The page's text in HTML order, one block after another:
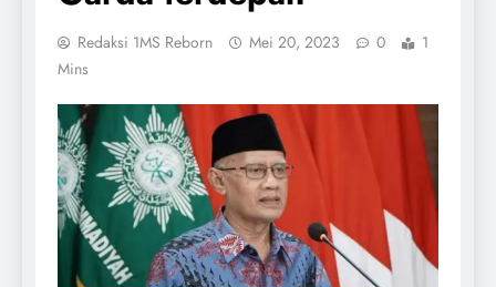
Redaksi 1MS Reborn Mei 20, 2023 0
1
Mins